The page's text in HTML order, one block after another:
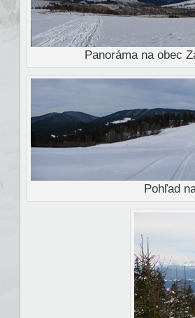
Panoráma na obec
Pohľad